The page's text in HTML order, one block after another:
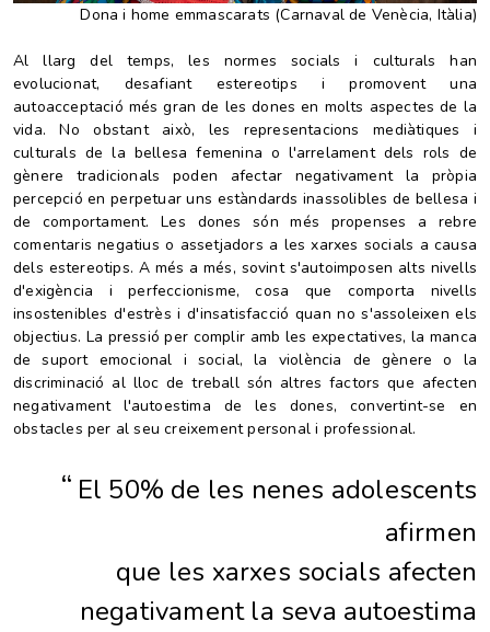
Dona i home emmascarats (Carnaval de Venècia, Itàlia)
Al llarg del temps, les normes socials i culturals han
evolucionat, desafiant estereotips i promovent una
autoacceptació més gran de les dones en molts aspectes de la
vida. No obstant això, les representacions mediàtiques i
culturals de la bellesa femenina o l'arrelament dels rols de
gènere tradicionals poden afectar negativament la pròpia
percepció en perpetuar uns estàndards inassolibles de bellesa i
de comportament. Les dones són més propenses a rebre
comentaris negatius o assetjadors a les xarxes socials a causa
dels estereotips. A més a més, sovint s'autoimposen alts nivells
d'exigència i perfeccionisme, cosa que comporta nivells
insostenibles d'estrès i d'insatisfacció quan no s'assoleixen els
objectius. La pressió per complir amb les expectatives, la manca
de suport emocional i social, la violència de gènere o la
discriminació al lloc de treball són altres factors que afecten
negativament l'autoestima de les dones, convertint-se en
obstacles per al seu creixement personal i professional.
“ El 50% de les nenes adolescents
afirmen
que les xarxes socials afecten
negativament la seva autoestima